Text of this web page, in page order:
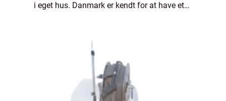
i eget hus. Danmark er kendt for at have et